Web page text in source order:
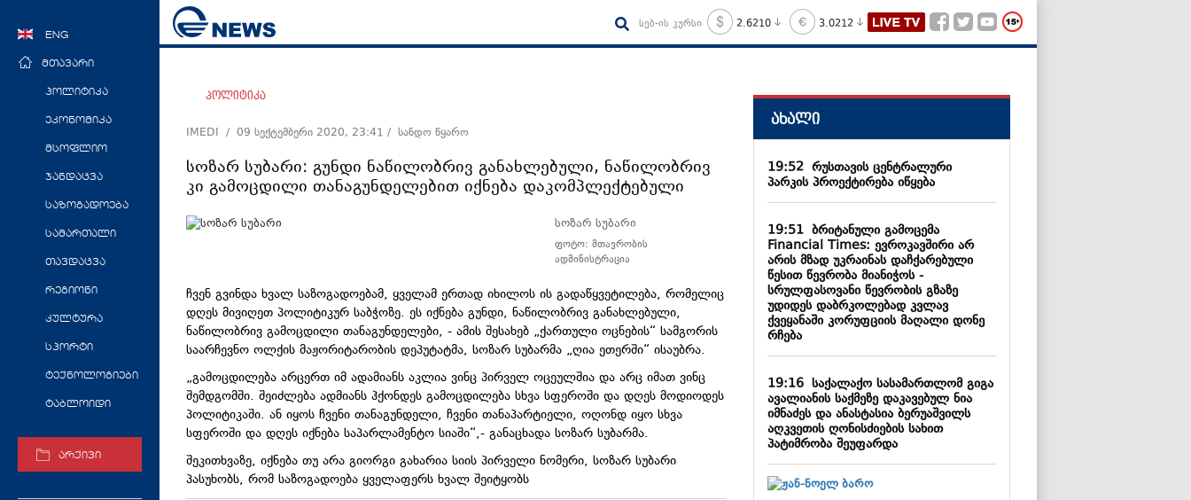
ENG
მთავარი
პოლიტიკა
ეკონომიკა
მსოფლიო
ჯანდაცვა
საზოგადოება
სამართალი
თავდაცვა
რეგიონი
კულტურა
სპორტი
ტექნოლოგიები
ტაბლოიდი
არქივი
სებ-ის კურსი 2.6210 3.0212
პოლიტიკა
IMEDI / 09 სექტემბერი 2020, 23:41 / სანდო წყარო
სოზარ სუბარი: გუნდი ნაწილობრივ განახლებული, ნაწილობრივ
კი გამოცდილი თანაგუნდელებით იქნება დაკომპლექტებული
სოზარ სუბარი
ფოტო: მთავრობის
ადმინისტრაცია
ჩვენ გვინდა ხვალ საზოგადოებამ, ყველამ ერთად იხილოს ის გადაწყვეტილება, რომელიც
დღეს მივიღეთ პოლიტიკურ საბჭოზე. ეს იქნება გუნდი, ნაწილობრივ განახლებული,
ნაწილობრივ გამოცდილი თანაგუნდელები, - ამის შესახებ „ქართული ოცნების“ სამგორის
საარჩევნო ოლქის მაჟორიტარობის დეპუტატმა, სოზარ სუბარმა „ღია ეთერში“ ისაუბრა.
„გამოცდილება არცერთ იმ ადამიანს აკლია ვინც პირველ ოცეულშია და არც იმათ ვინც
შემდგომში. შეიძლება ადმიანს ჰქონდეს გამოცდილება სხვა სფეროში და დღეს მოდიოდეს
პოლიტიკაში. ან იყოს ჩვენი თანაგუნდელი, ჩვენი თანაპარტიელი, ოღონდ იყო სხვა
სფეროში და დღეს იქნება საპარლამენტო სიაში“,- განაცხადა სოზარ სუბარმა.
შეკითხვაზე, იქნება თუ არა გიორგი გახარია სიის პირველი ნომერი, სოზარ სუბარი
პასუხობს, რომ საზოგადოება ყველაფერს ხვალ შეიტყობს
ახალი
19:52რუსთავის ცენტრალური
პარკის პროექტირება იწყება
19:51ბრიტანული გამოცემა
Financial Times: ევროკავშირი არ
არის მზად უკრაინას დაჩქარებული
წესით წევრობა მიანიჭოს -
სრულფასოვანი წევრობის გზაზე
უდიდეს დაბრკოლებად კვლავ
ქვეყანაში კორუფციის მაღალი დონე
რჩება
19:16საქალაქო სასამართლომ გიგა
ავალიანის საქმეზე დაკავებულ ნია
იმნაძეს და ანასტასია ბერუაშვილს
აღკვეთის ღონისძიების სახით
პატიმრობა შეუფარდა